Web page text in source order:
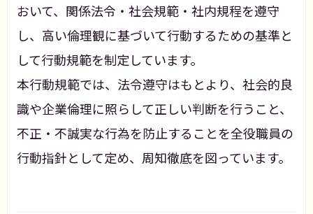
おいて、関係法令・社会規範・社内規程を遵守
し、高い倫理観に基づいて行動するための基準と
して行動規範を制定しています。
本行動規範では、法令遵守はもとより、社会的良
識や企業倫理に照らして正しい判断を行うこと、
不正・不誠実な行為を防止することを全役職員の
行動指針として定め、周知徹底を図っています。